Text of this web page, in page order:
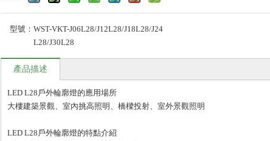
型號： WST-VKT-J06L28/J12L28/J18L28/J24
L28/J30L28
產品描述
LED L28戶外輪廓燈的應用場所
大樓建築景觀、室內挑高照明、橋樑投射、室外景觀照明
LED L28戶外輪廓燈的特點介紹